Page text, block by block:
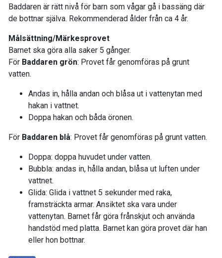
Baddaren är rätt nivå för barn som vågar gå i bassäng där
de bottnar själva. Rekommenderad ålder från ca 4 år.
Målsättning/Märkesprovet
Barnet ska göra alla saker 5 gånger.
För Baddaren grön: Provet får genomföras på grunt
vatten.
Andas in, hålla andan och blåsa ut i vattenytan med
hakan i vattnet.
Doppa hakan och båda öronen.
För Baddaren blå: Provet får genomföras på grunt vatten.
Doppa: doppa huvudet under vatten.
Bubbla: andas in, hålla andan, blåsa ut luften under
vattnet.
Glida: Glida i vattnet 5 sekunder med raka,
framsträckta armar. Ansiktet ska vara under
vattenytan. Barnet får göra frånskjut och använda
handstöd med platta. Barnet kan göra provet där han
eller hon bottnar.